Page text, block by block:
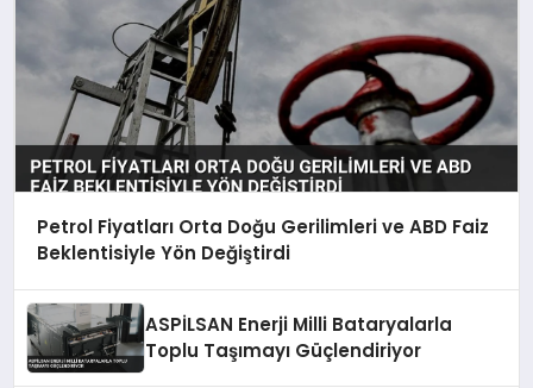
Petrol Fiyatları Orta Doğu Gerilimleri ve ABD Faiz
Beklentisiyle Yön Değiştirdi
ASPİLSAN Enerji Milli Bataryalarla
Toplu Taşımayı Güçlendiriyor